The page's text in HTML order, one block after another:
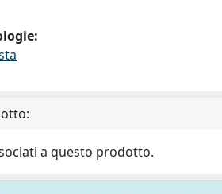
a questo prodotto.